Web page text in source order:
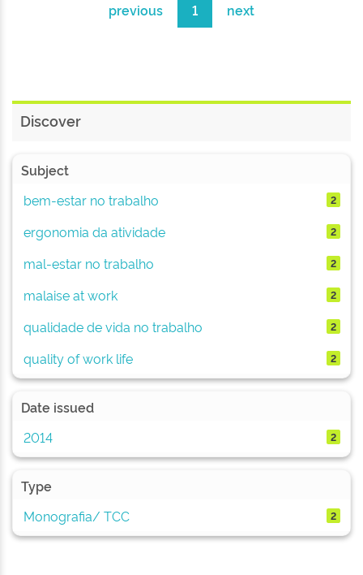
previous 1 next
Discover
Subject
bem-estar no trabalho
2
ergonomia da atividade 2
mal-estar no trabalho 2
malaise at work 2
qualidade de vida no trabalho 2
quality of work life 2
Date issued
2014
2
Type
Monografia/ TCC
2